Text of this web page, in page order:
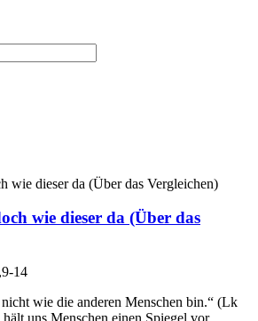
wie dieser da (Über das
14
wie die anderen Menschen bin.“ (Lk
uns Menschen einen Spiegel vor